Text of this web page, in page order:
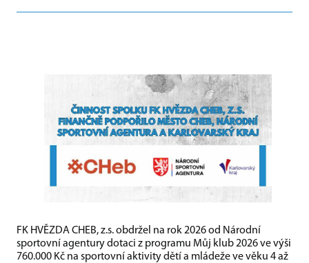
FK HVĚZDA CHEB, z.s. obdržel na rok 2026 od Národní
sportovní agentury dotaci z programu Můj klub 2026 ve výši
760.000 Kč na sportovní aktivity dětí a mládeže ve věku 4 až